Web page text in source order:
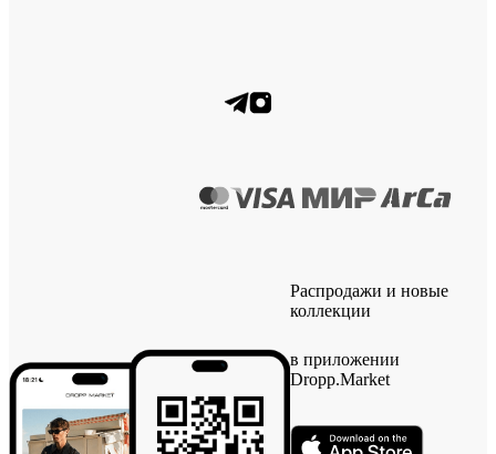
Распродажи и новые
коллекции
в приложении
Dropp.Market